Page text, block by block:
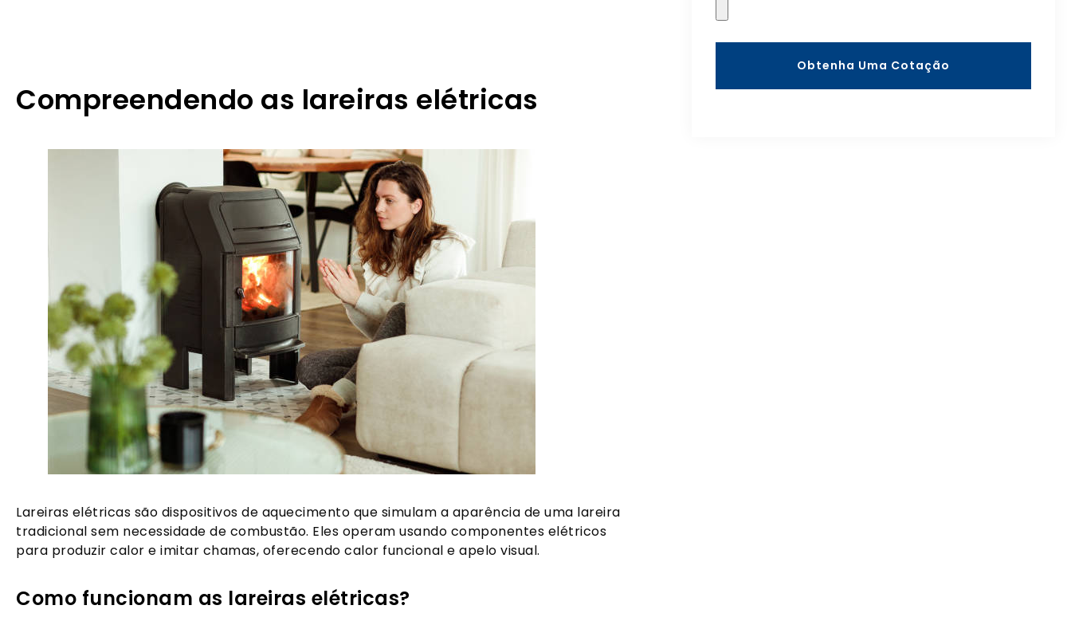
Compreendendo as lareiras elétricas
Lareiras elétricas são dispositivos de aquecimento que simulam a aparência de uma lareira
tradicional sem necessidade de combustão. Eles operam usando componentes elétricos
para produzir calor e imitar chamas, oferecendo calor funcional e apelo visual.
Como funcionam as lareiras elétricas?
Obtenha Uma Cotação